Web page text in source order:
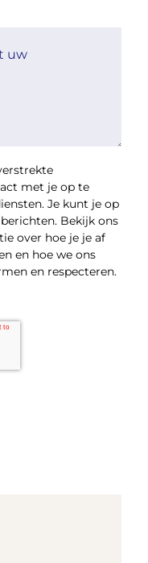
met je op te
Je kunt je op
Bekijk ons
over hoe je je af
en hoe we ons
en respecteren.